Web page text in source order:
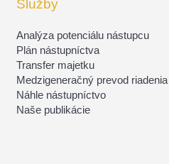
Služby
Analýza potenciálu nástupcu
Plán nástupníctva
Transfer majetku
Medzigeneračný prevod riadenia
Náhle nástupníctvo
Naše publikácie